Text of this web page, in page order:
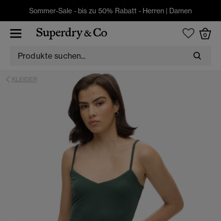
Sommer-Sale - bis zu 50% Rabatt - Herren | Damen
0
KLEIDER